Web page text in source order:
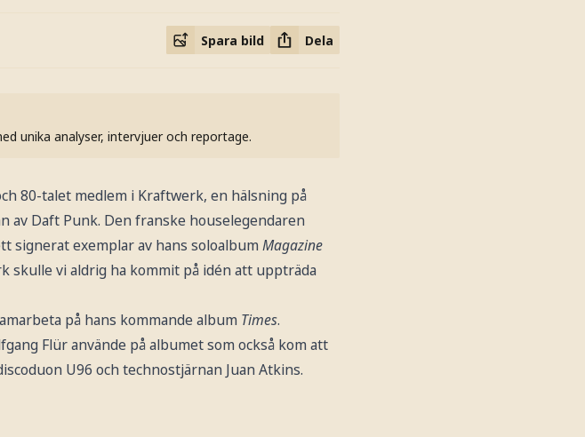
Spara bild Dela
unika analyser, intervjuer och reportage.
80-talet medlem i Kraftwerk, en hälsning på
av Daft Punk. Den franske houselegendaren
signerat exemplar av hans soloalbumMagazine
skulle vi aldrig ha kommit på idén att uppträda
på hans kommande album Times.
Flür använde på albumet som också kom att
U96 och technostjärnan Juan Atkins.